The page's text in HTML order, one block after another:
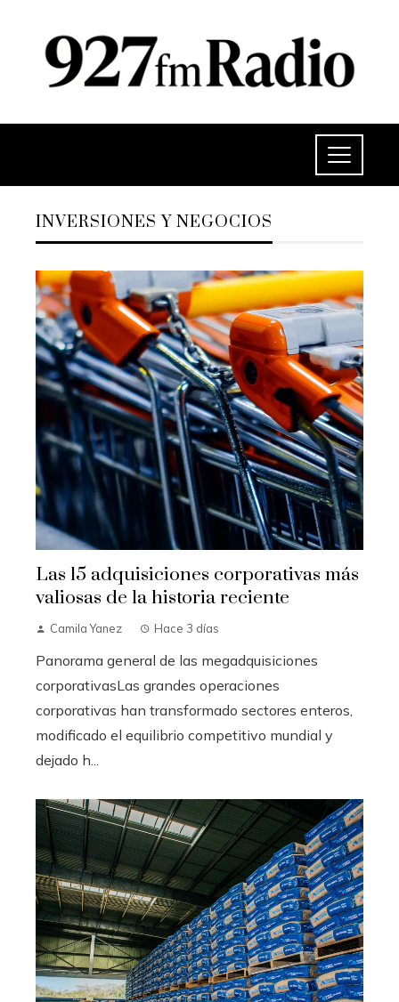
INVERSIONES Y NEGOCIOS
Las 15 adquisiciones corporativas más
valiosas de la historia reciente
Camila Yanez Hace 3 días
Panorama general de las megadquisiciones
corporativasLas grandes operaciones
corporativas han transformado sectores enteros,
modificado el equilibrio competitivo mundial y
dejado h...